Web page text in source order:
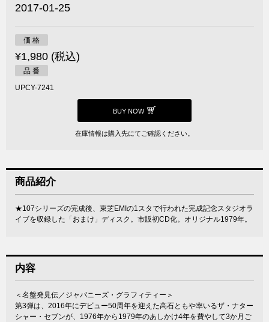
2017-01-25
価 格
¥1,980 (税込)
品 番
UPCY-7241
BUY NOW
在庫情報は購入先にてご確認ください。
商品紹介
★107シリーズの完成後、東芝EMIの1スタで行われた完成記念スタジオラ
イブを収録した「おまけ」ディスク。市販初CD化。オリジナル1979年。
内容
＜名盤発見伝／ジャパニーズ・グラフィティー＞
第3弾は、2016年にデビュー50周年を迎えた高石ともや率いるザ・ナター
シャー・セブンが、1976年から1979年のあしかけ4年を費やして3か月ご